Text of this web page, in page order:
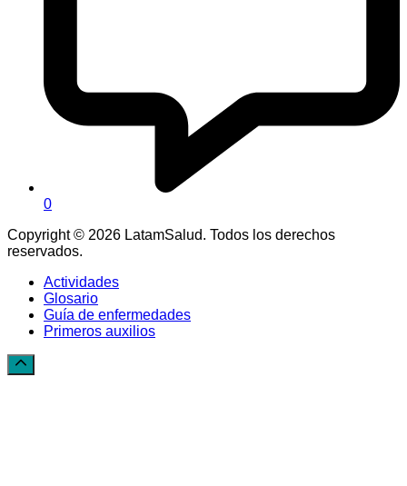
0
Copyright © 2026 LatamSalud. Todos los derechos
reservados.
Actividades
Glosario
Guía de enfermedades
Primeros auxilios